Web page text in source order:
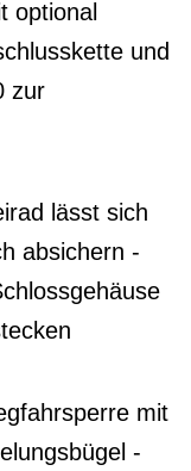
optional
und
zur
lässt sich
absichern -
mit
-